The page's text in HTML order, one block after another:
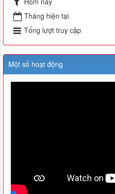
Tháng hiện tại
Tổng lượt truy cập
Một số hoạt động